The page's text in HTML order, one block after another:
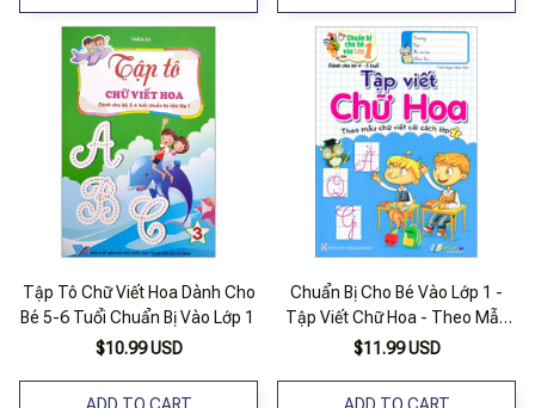
Tập Tô Chữ Viết Hoa Dành Cho
Bé 5-6 Tuổi Chuẩn Bị Vào Lớp 1
$10.99 USD
Chuẩn Bị Cho Bé Vào Lớp 1 -
Tập Viết Chữ Hoa - Theo Mẫu
Chữ Viết Cải Cách Lớp 1 (dành
$11.99 USD